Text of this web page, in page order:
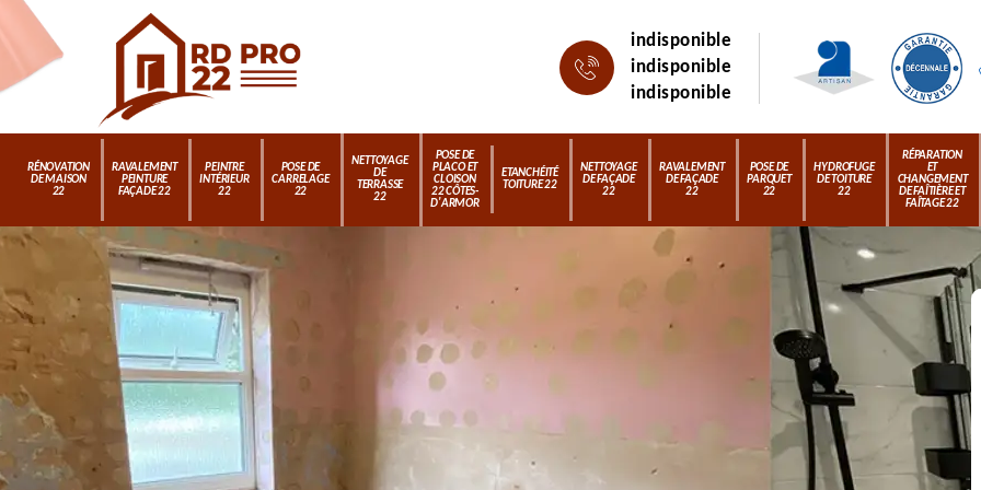
indisponible
indisponible
indisponible
RÉNOVATION
DE MAISON
22
RAVALEMENT
PEINTURE
FAÇADE 22
PEINTRE
INTÉRIEUR
22
POSE DE
CARRELAGE
22
NETTOYAGE
DE
TERRASSE
22
POSE DE
PLACO ET
CLOISON
22 CÔTES-
D'ARMOR
ETANCHÉITÉ
TOITURE 22
NETTOYAGE
DE FAÇADE
22
RAVALEMENT
DE FAÇADE
22
POSE DE
PARQUET
22
HYDROFUGE
DE TOITURE
22
RÉPARATION
ET
CHANGEMENT
DE FAÎTIÈRE ET
FAÎTAGE 22